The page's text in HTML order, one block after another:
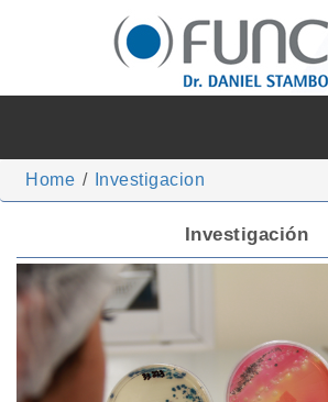
Home / Investigacion
Investigación